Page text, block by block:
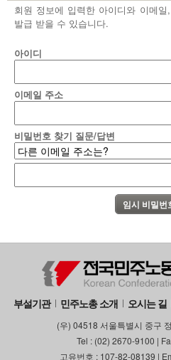
회원 정보에 입력한 아이디와 이메
발급 받을 수 있습니다.
아이디
이메일 주소
비밀번호 찾기 질문/답변
부설기관 민주노총 소개 오시는 길
(우) 04518 서울특별시 중구
Tel : (02) 2670-9100 |
고유번호 : 107-82-08139 |
자료
부설기관
업무